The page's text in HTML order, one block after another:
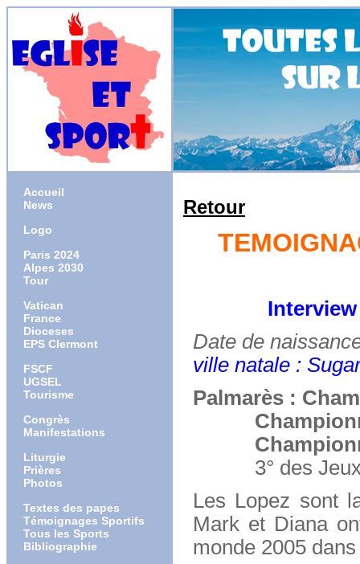
Accueil
News
Logo
Paris 2024
Alpes 2030
Tour
Vatican
France
Dioceses
EPS Clermont
FSCF
UGSEL
Tourisme
Congrès
Manifestations
Liturgie
Prières
Photos
Textes des papes
Témoignages Sportifs
Tous les Sports
Bibliographie
Retour
Date de
ville natale :
Palmarès :
Championne
3° des Jeux
Les Lopez sont
Mark et Diana
monde 2005